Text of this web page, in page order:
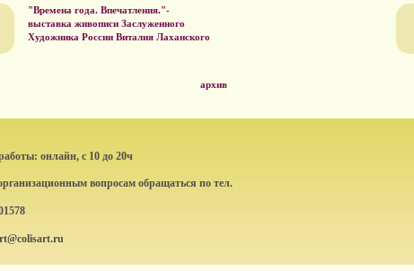
"Времена года. Впечатления."-
выставка живописи Заслуженного
Художника России Виталия Лаханского
архив
онлайн, с 10 до 20ч
вопросам обращаться по тел.